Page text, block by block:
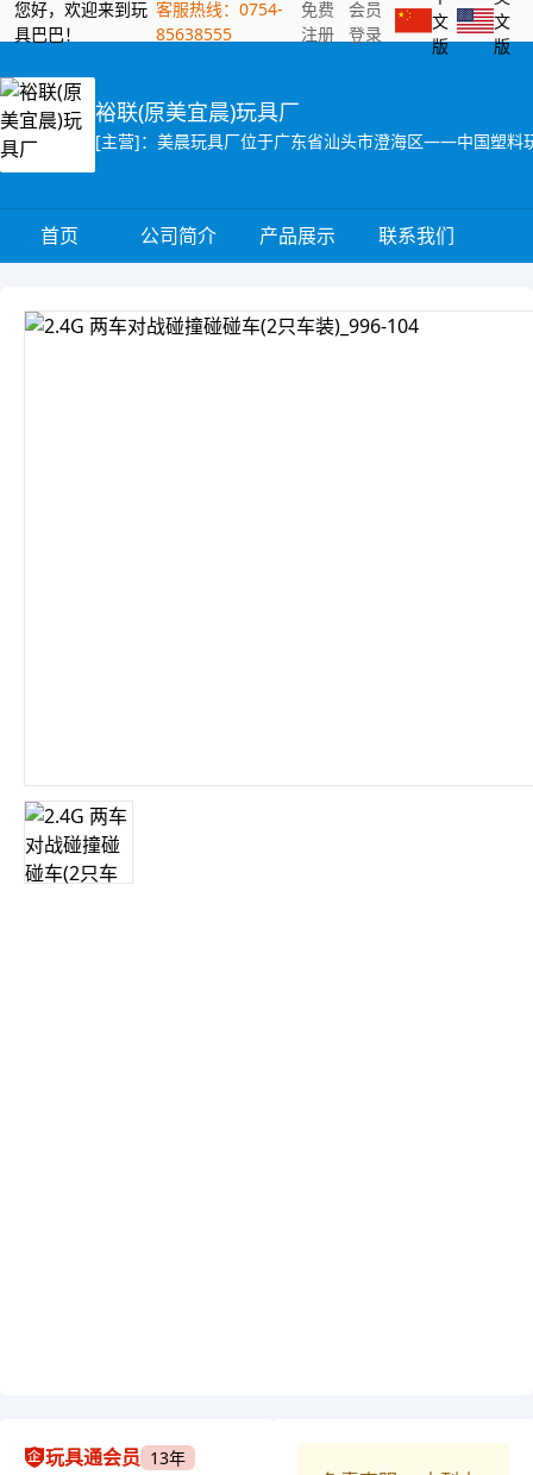
您好，欢迎来到玩
具巴巴！
客服热线：0754-
85638555
免费
注册
会员
登录
文
版
文
版
裕联(原美宜晨)玩具厂
首页 公司简介 产品展示 联系我们
玩具通会员 13年